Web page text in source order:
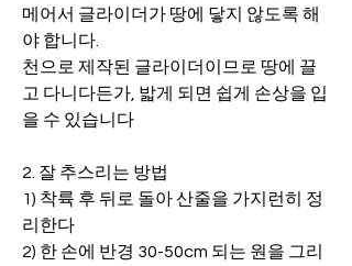
메어서 글라이더가 땅에 닿지 않도록 해
야 합니다.
천으로 제작된 글라이더이므로 땅에 끌
고 다니다든가, 밟게 되면 쉽게 손상을 입
을 수 있습니다
2. 잘 추스리는 방법
1) 착륙 후 뒤로 돌아 산줄을 가지런히 정
리한다
2) 한 손에 반경 30-50cm 되는 원을 그리